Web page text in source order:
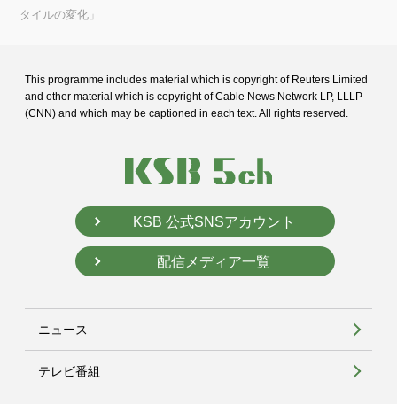
タイルの変化」
This programme includes material which is copyright of Reuters Limited
and other material which is copyright of Cable News Network LP, LLLP
(CNN) and which may be captioned in each text. All rights reserved.
KSB 公式SNSアカウント
配信メディア一覧
ニュース
テレビ番組